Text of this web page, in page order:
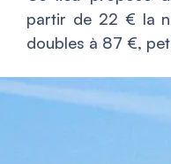
partir de 22 € la
doubles à 87 €,